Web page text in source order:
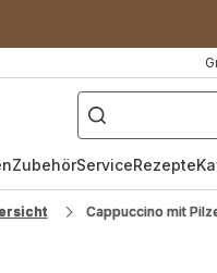
ZubehörServiceRezepte
Cappuccino mit